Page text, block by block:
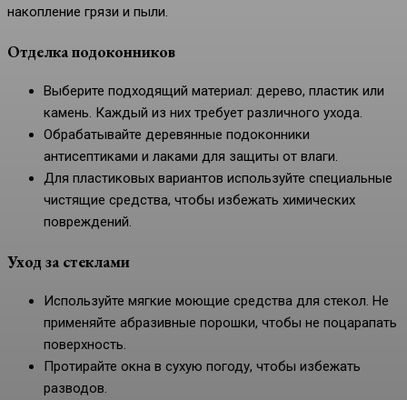
накопление грязи и пыли.
Отделка подоконников
Выберите подходящий материал: дерево, пластик или
камень. Каждый из них требует различного ухода.
Обрабатывайте деревянные подоконники
антисептиками и лаками для защиты от влаги.
Для пластиковых вариантов используйте специальные
чистящие средства, чтобы избежать химических
повреждений.
Уход за стеклами
Используйте мягкие моющие средства для стекол. Не
применяйте абразивные порошки, чтобы не поцарапать
поверхность.
Протирайте окна в сухую погоду, чтобы избежать
разводов.